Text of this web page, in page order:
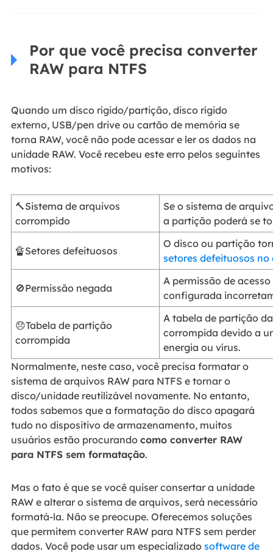
Por que você precisa converter
RAW para NTFS
Quando um disco rígido/partição, disco rígido
externo, USB/pen drive ou cartão de memória se
torna RAW, você não pode acessar e ler os dados na
unidade RAW. Você recebeu este erro pelos seguintes
motivos:
🔨Sistema de arquivos
corrompido
Se o sistema de
a partição poderá se
🔏Setores defeituosos
O disco ou partição
setores defeituosos no
🚫Permissão negada
A permissão de
configurada
😞Tabela de partição
corrompida
A tabela de partição
corrompida devido a
energia ou vírus.
Normalmente, neste caso, você precisa formatar o
sistema de arquivos RAW para NTFS e tornar o
disco/unidade reutilizável novamente. No entanto,
todos sabemos que a formatação do disco apagará
tudo no dispositivo de armazenamento, muitos
usuários estão procurando como converter RAW
para NTFS sem formatação.
Mas o fato é que se você quiser consertar a unidade
RAW e alterar o sistema de arquivos, será necessário
formatá-la. Não se preocupe. Oferecemos soluções
que permitem converter RAW para NTFS sem perder
dados. Você pode usar um especializado software de